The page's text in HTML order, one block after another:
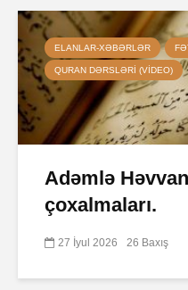
ELANLAR-XƏBƏRLƏR
QURAN DƏRSLƏRI (VIDEO)
Adəmlə
çoxalmaları.
27 İyul 2026 26 Baxış